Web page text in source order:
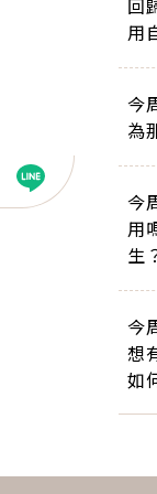
回
用
今
為
今
用
生
今
想
如